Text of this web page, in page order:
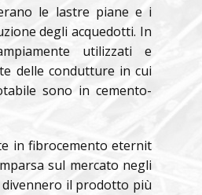
le lastre piane e i
degli acquedotti. In
utilizzati e
delle condutture in cui
sono in cemento-
in fibrocemento eternit
sul mercato negli
divennero il prodotto più